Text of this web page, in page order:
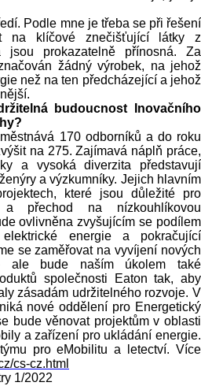
Podle mne je třeba se při řešení
na klíčové znečišťující látky z
prokazatelně přínosná. Za
žádný výrobek, na jehož
než na ten předcházející a jehož
budoucnost Inovačního
170 odborníků a do roku
na 275. Zajímavá náplň práce,
a vysoká diverzita představují
a výzkumníky. Jejich hlavním
které jsou důležité pro
a přechod na nízkouhlíkovou
ovlivněna zvyšujícím se podílem
elektrické energie a pokračující
se zaměřovat na vyvíjení nových
ale bude naším úkolem také
společnosti Eaton tak, aby
zásadám udržitelného rozvoje. V
nové oddělení pro Energetický
bude věnovat projektům v oblasti
a zařízení pro ukládání energie.
pro eMobilitu a letectví. Více
cs-cz.html
1/2022